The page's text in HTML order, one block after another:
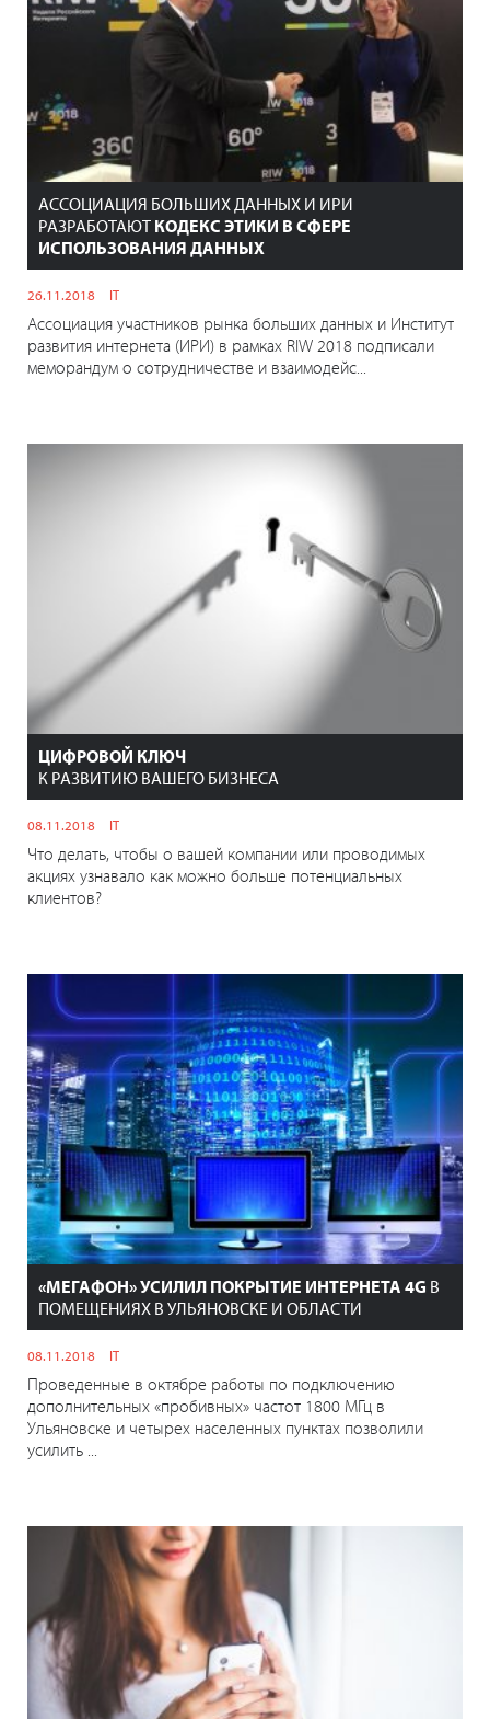
АССОЦИАЦИЯ БОЛЬШИХ ДАННЫХ И ИРИ
РАЗРАБОТАЮТ КОДЕКС ЭТИКИ В СФЕРЕ
ИСПОЛЬЗОВАНИЯ ДАННЫХ
26.11.2018 IT
Ассоциация участников рынка больших данных и Институт
развития интернета (ИРИ) в рамках RIW 2018 подписали
меморандум о сотрудничестве и взаимодейс...
ЦИФРОВОЙ КЛЮЧ
К РАЗВИТИЮ ВАШЕГО БИЗНЕСА
08.11.2018 IT
Что делать, чтобы о вашей компании или проводимых
акциях узнавало как можно больше потенциальных
клиентов?
«МЕГАФОН» УСИЛИЛ ПОКРЫТИЕ ИНТЕРНЕТА 4G В
ПОМЕЩЕНИЯХ В УЛЬЯНОВСКЕ И ОБЛАСТИ
08.11.2018 IT
Проведенные в октябре работы по подключению
дополнительных «пробивных» частот 1800 МГц в
Ульяновске и четырех населенных пунктах позволили
усилить ...